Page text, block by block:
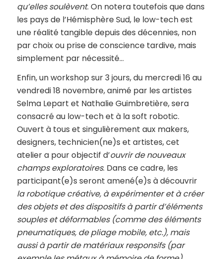
qu’elles soulèvent. On notera toutefois que dans
les pays de l’Hémisphère Sud, le low-tech est
une réalité tangible depuis des décennies, non
par choix ou prise de conscience tardive, mais
simplement par nécessité…
Enfin, un workshop sur 3 jours, du mercredi 16 au
vendredi 18 novembre, animé par les artistes
Selma Lepart et Nathalie Guimbretière, sera
consacré au low-tech et à la soft robotic.
Ouvert à tous et singulièrement aux makers,
designers, technicien(ne)s et artistes, cet
atelier a pour objectif d’ouvrir de nouveaux
champs exploratoires. Dans ce cadre, les
participant(e)s seront amené(e)s à découvrir
la robotique créative, à expérimenter et à créer
des objets et des dispositifs à partir d’éléments
souples et déformables (comme des éléments
pneumatiques, de pliage mobile, etc.), mais
aussi à partir de matériaux responsifs (par